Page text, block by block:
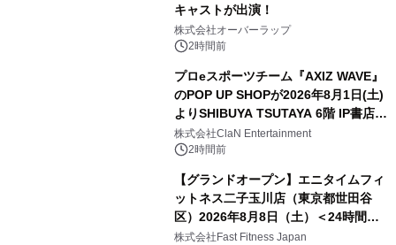
キャストが出演！
株式会社オーバーラップ
2時間前
プロeスポーツチーム『AXIZ WAVE』
のPOP UP SHOPが2026年8月1日(土)
よりSHIBUYA TSUTAYA 6階 IP書店で
開催決定！！
株式会社ClaN Entertainment
2時間前
【グランドオープン】エニタイムフィ
ットネス二子玉川店（東京都世田谷
区）2026年8月8日（土）＜24時間年
中無休のフィットネスジム＞
株式会社Fast Fitness Japan